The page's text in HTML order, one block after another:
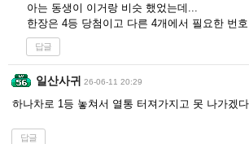
아는 동생이 이거랑 비슷 했었는데...
한장은 4등 당첨이고 다른 4개에서 필요한 번
답글
일산사귀 26-06-11 20:29
하나차로 1등 놓쳐서 열통 터져가지고 못 나가겠
답글